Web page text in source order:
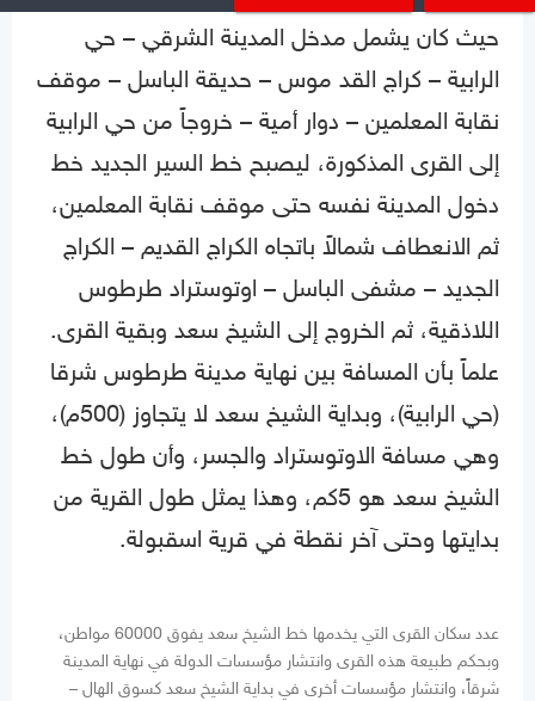
حيث كان يشمل مدخل المدينة الشرقي – حي
الرابية – كراج القد موس – حديقة الباسل – موقف
نقابة المعلمين – دوار أمية – خروجاً من حي الرابية
إلى القرى المذكورة، ليصبح خط السير الجديد خط
دخول المدينة نفسه حتى موقف نقابة المعلمين،
ثم الانعطاف شمالاً باتجاه الكراج القديم – الكراج
الجديد – مشفى الباسل – اوتوستراد طرطوس
اللاذقية، ثم الخروج إلى الشيخ سعد وبقية القرى.
علماً بأن المسافة بين نهاية مدينة طرطوس شرقا
(حي الرابية)، وبداية الشيخ سعد لا يتجاوز (500م)،
وهي مسافة الاوتوستراد والجسر، وأن طول خط
الشيخ سعد هو 5كم، وهذا يمثل طول القرية من
بدايتها وحتى آخر نقطة في قرية اسقبولة.
عدد سكان القرى التي يخدمها خط الشيخ سعد يفوق 60000 مواطن،
وبحكم طبيعة هذه القرى وانتشار مؤسسات الدولة في نهاية المدينة
شرقاً، وانتشار مؤسسات أخرى في بداية الشيخ سعد كسوق الهال –